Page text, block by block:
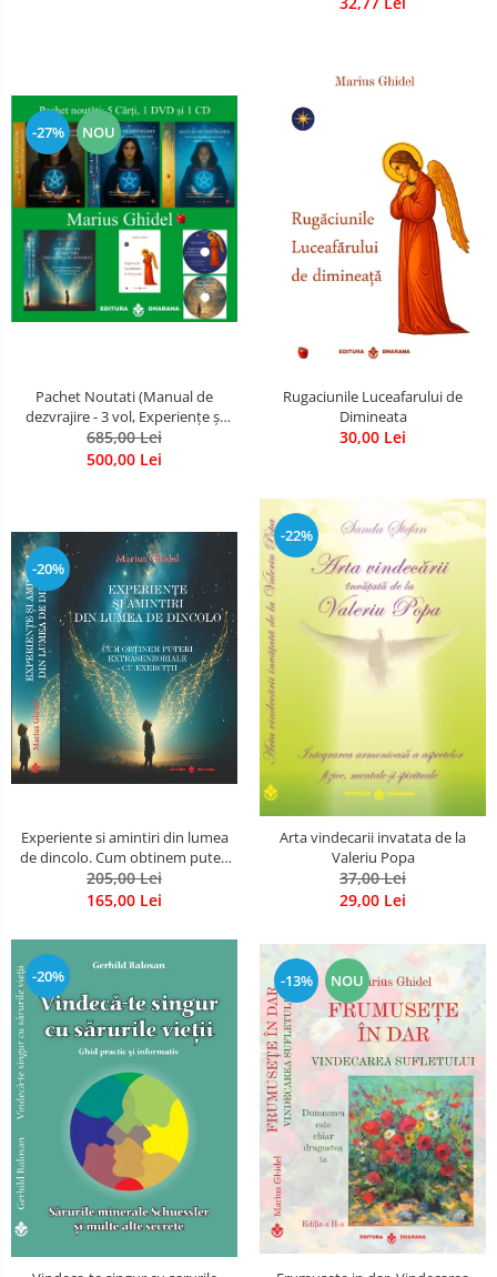
-27% NOU
Pachet Noutati (Manual de
dezvrajire - 3 vol, Experiențe și
amintiri, Rugăciunile
Luceafarului de dimineata) -
685,00 Lei
500,00 Lei
Rugaciunile Luceafarului de
Dimineata
30,00 Lei
-20%
Experiente si amintiri din lumea
de dincolo. Cum obtinem puteri
extrasenzoriale - cu exercitii
205,00 Lei
165,00 Lei
-22%
Arta vindecarii invatata de la
Valeriu Popa
37,00 Lei
29,00 Lei
-20% -13% NOU